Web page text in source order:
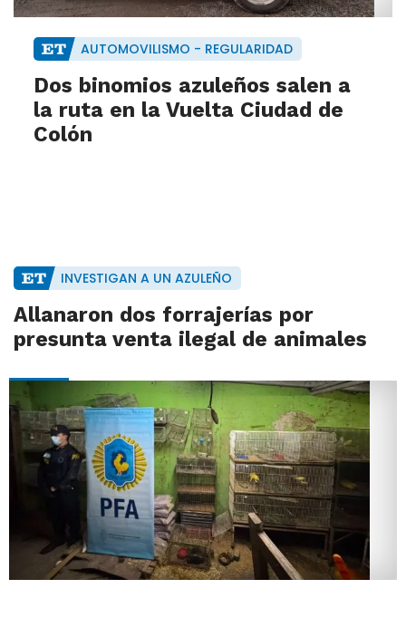
AUTOMOVILISMO - REGULARIDAD
Dos binomios azuleños salen a
la ruta en la Vuelta Ciudad de
Colón
INVESTIGAN A UN AZULEÑO
Allanaron dos forrajerías por
presunta venta ilegal de animales